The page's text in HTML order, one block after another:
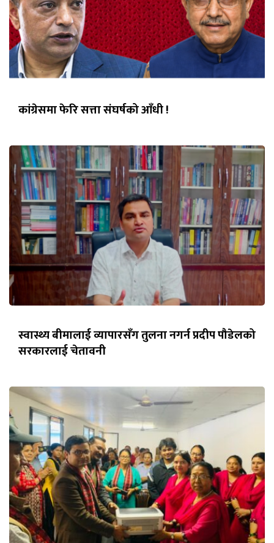
कांग्रेसमा फेरि सत्ता संघर्षको आँधी !
स्वास्थ्य बीमालाई व्यापारसँग तुलना नगर्न प्रदीप पौडेलको
सरकारलाई चेतावनी